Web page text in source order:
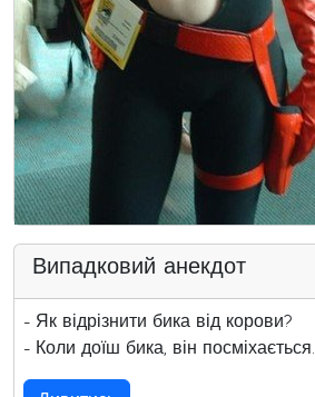
Випадковий анекдот
- Як відрізнити бика від корови?
- Коли доїш бика, він посміхається.